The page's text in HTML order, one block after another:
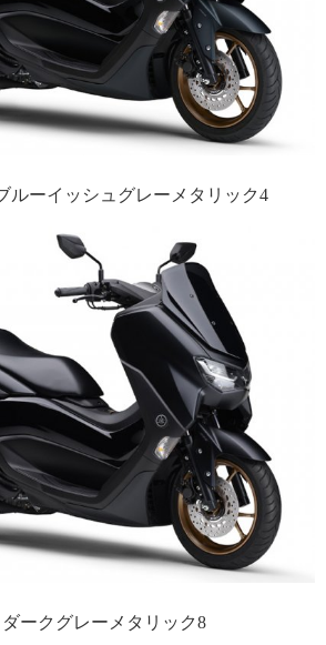
ルーイッシュグレーメタリック4
ークグレーメタリック8